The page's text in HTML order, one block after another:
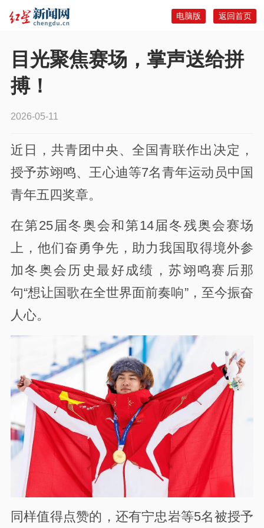
返回首页
电脑版
目光聚焦赛场，掌声送给拼
搏！
2026-05-11
近日，共青团中央、全国青联作出决定，
授予苏翊鸣、王心迪等7名青年运动员中国
青年五四奖章。
在第25届冬奥会和第14届冬残奥会赛场
上，他们奋勇争先，助力我国取得境外参
加冬奥会历史最好成绩，苏翊鸣赛后那
句“想让国歌在全世界面前奏响”，至今振奋
人心。
同样值得点赞的，还有宁忠岩等5名被授予